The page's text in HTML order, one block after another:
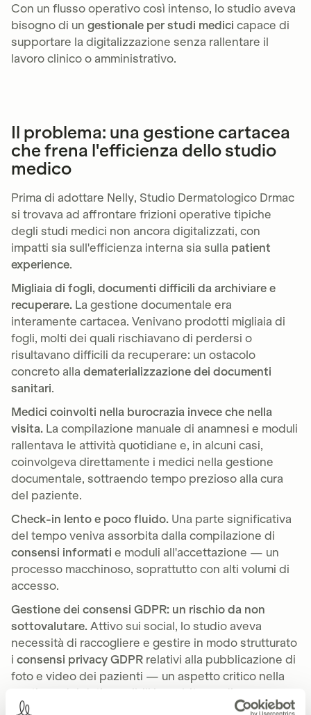
Con un flusso operativo così intenso, lo studio aveva
bisogno di un gestionale per studi medici capace di
supportare la digitalizzazione senza rallentare il
lavoro clinico o amministrativo.
Il problema: una gestione cartacea
che frena l'efficienza dello studio
medico
Prima di adottare Nelly, Studio Dermatologico Drmac
si trovava ad affrontare frizioni operative tipiche
degli studi medici non ancora digitalizzati, con
impatti sia sull'efficienza interna sia sulla patient
experience.
Migliaia di fogli, documenti difficili da archiviare e
recuperare. La gestione documentale era
interamente cartacea. Venivano prodotti migliaia di
fogli, molti dei quali rischiavano di perdersi o
risultavano difficili da recuperare: un ostacolo
concreto alla dematerializzazione dei documenti
sanitari.
Medici coinvolti nella burocrazia invece che nella
visita. La compilazione manuale di anamnesi e moduli
rallentava le attività quotidiane e, in alcuni casi,
coinvolgeva direttamente i medici nella gestione
documentale, sottraendo tempo prezioso alla cura
del paziente.
Check-in lento e poco fluido. Una parte significativa
del tempo veniva assorbita dalla compilazione di
consensi informati e moduli all'accettazione — un
processo macchinoso, soprattutto con alti volumi di
accesso.
Gestione dei consensi GDPR: un rischio da non
sottovalutare. Attivo sui social, lo studio aveva
necessità di raccogliere e gestire in modo strutturato
i consensi privacy GDPR relativi alla pubblicazione di
foto e video dei pazienti — un aspetto critico nella
gestione dei dati sensibili in ambito medico.